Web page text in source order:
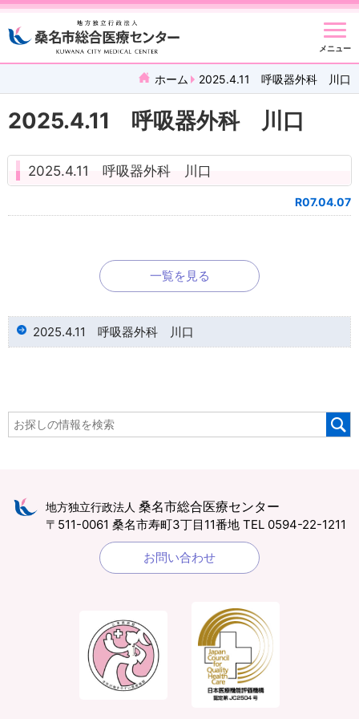
メニュー
ホーム 2025.4.11 呼吸器外科 川口
2025.4.11 呼吸器外科 川口
2025.4.11 呼吸器外科 川口
R07.04.07
一覧を見る
2025.4.11 呼吸器外科 川口
地方独立行政法人 桑名市総合医療センター
〒511-0061 桑名市寿町3丁目11番地 TEL 0594-22-1211
お問い合わせ